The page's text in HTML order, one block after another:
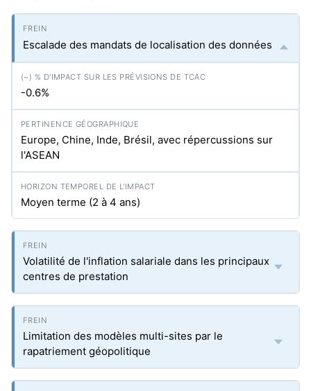
Escalade des mandats de localisation des données
-0.6%
Europe, Chine, Inde, Brésil, avec répercussions sur
l'ASEAN
Moyen terme (2 à 4 ans)
Volatilité de l'inflation salariale dans les principaux
centres de prestation
Limitation des modèles multi-sites par le
rapatriement géopolitique